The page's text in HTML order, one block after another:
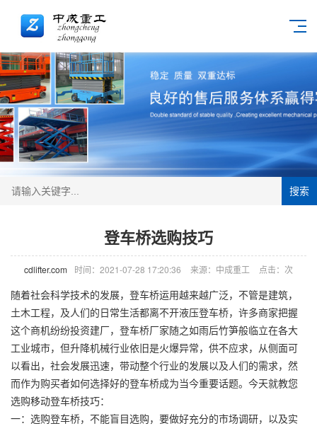
搜索
登车桥选购技巧
cdlifter.com 时间：2021-07-28 17:20:36 来源：中成重工 点击： 次
随着社会科学技术的发展， 登车桥运用越来越广泛，不管是建筑，
土木工程，及人们的日常生活都离不开液压登车桥，许多商家把握
这个商机纷纷投资建厂，登车桥厂家随之如雨后竹笋般临立在各大
工业城市，但升降机械行业依旧是火爆异常，供不应求，从侧面可
以看出，社会发展迅速，带动整个行业的发展以及人们的需求，然
而作为购买者如何选择好的登车桥成为当今重要话题。今天就教您
选购移动登车桥技巧：
一：选购登车桥，不能盲目选购，要做好充分的市场调研，以及实